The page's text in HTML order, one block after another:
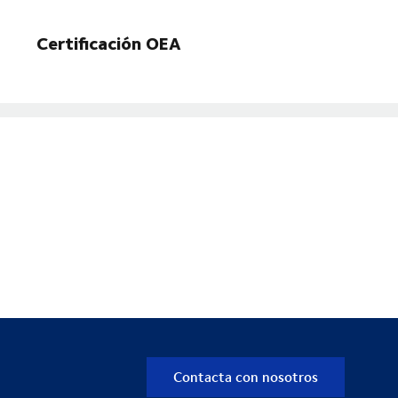
Certificación OEA
Contacta con nosotros